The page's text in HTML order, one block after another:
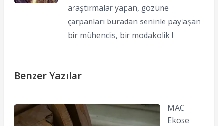
araştırmalar yapan, gözüne
çarpanları buradan seninle paylaşan
bir mühendis, bir modakolik !
Benzer Yazılar
MAC
Ekose